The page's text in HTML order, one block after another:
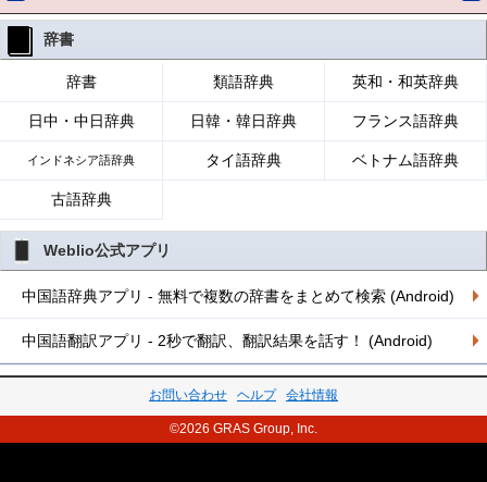
辞書
辞書 類語辞典 英和・和英辞典
日中・中日辞典 日韓・韓日辞典 フランス語辞典
インドネシア語辞典 タイ語辞典 ベトナム語辞典
古語辞典
Weblio公式アプリ
中国語辞典アプリ - 無料で複数の辞書をまとめて検索 (Android)
中国語翻訳アプリ - 2秒で翻訳、翻訳結果を話す！ (Android)
お問い合わせ ヘルプ 会社情報
©2026 GRAS Group, Inc.